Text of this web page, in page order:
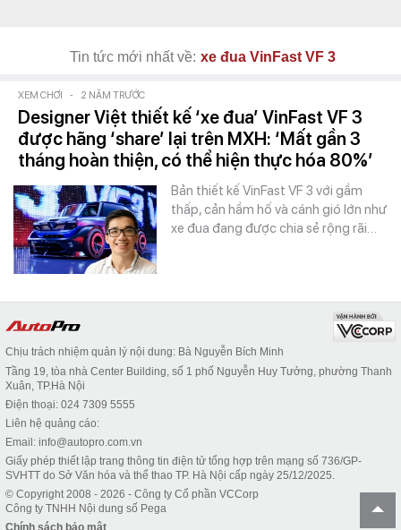
Tin tức mới nhất về: xe đua VinFast VF 3
XEM CHƠI - 2 NĂM TRƯỚC
Designer Việt thiết kế ‘xe đua’ VinFast VF 3
được hãng ‘share’ lại trên MXH: ‘Mất gần 3
tháng hoàn thiện, có thể hiện thực hóa 80%’
Bản thiết kế VinFast VF 3 với gầm
thấp, cản hầm hố và cánh gió lớn như
xe đua đang được chia sẻ rộng rãi…
Chịu trách nhiệm quản lý nội dung: Bà Nguyễn Bích Minh
Tầng 19, tòa nhà Center Building, số 1 phố Nguyễn Huy Tưởng, phường Thanh
Xuân, TP.Hà Nội
Điện thoại: 024 7309 5555
Liên hệ quảng cáo:
Email: info@autopro.com.vn
Giấy phép thiết lập trang thông tin điện tử tổng hợp trên mạng số 736/GP-
SVHTT do Sở Văn hóa và thể thao TP. Hà Nội cấp ngày 25/12/2025.
© Copyright 2008 - 2026 - Công ty Cổ phần VCCorp
Công ty TNHH Nội dung số Pega
Chính sách bảo mật